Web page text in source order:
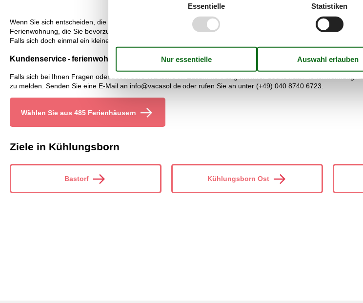
Wenn Sie sich entscheiden, die Ferienwohnung bei Vacasol zu buchen, gilt für Sie natürlich unsere
Ferienwohnung, die Sie bevorzugen, zu einem Preis vermietet, der günstiger als unser Preis ist. Alle
Falls sich doch einmal ein kleiner Fehler bei unserer Preiskontrolle einschleichen sollte, wird Ihnen der gesamte
Kundenservice - ferienwohnung kühlungsborn haus meeresblick
Falls sich bei Ihnen Fragen oder besondere Wünsche im Zusammenhang mit Ihrer Suche nach "ferienwohnung
zu melden. Senden Sie eine E-Mail an info@vacasol.de oder rufen Sie an unter (+49) 040 8740 6723.
Wählen Sie aus 485 Ferienhäusern
Ziele in Kühlungsborn
Bastorf Kühlungsborn Ost
Essentielle Statistiken